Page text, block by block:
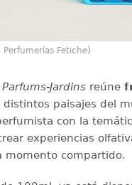
Fetiche)
Parfums-Jardinsreúne
distintos paisajes del
con la
experiencias
momento compartido.